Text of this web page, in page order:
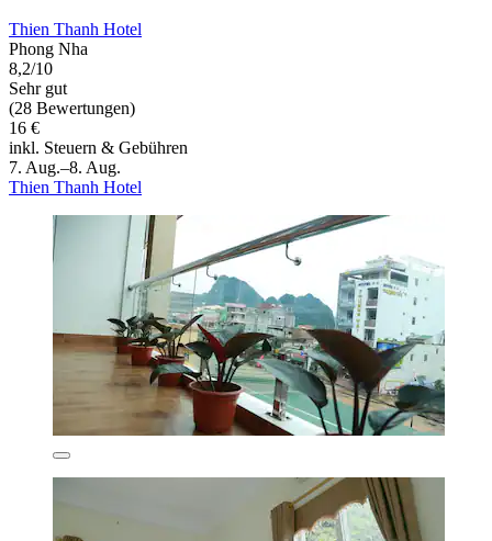
Thien Thanh Hotel
Phong Nha
8,2/10
Sehr gut
(28 Bewertungen)
16 €
inkl. Steuern & Gebühren
7. Aug.–8. Aug.
Thien Thanh Hotel